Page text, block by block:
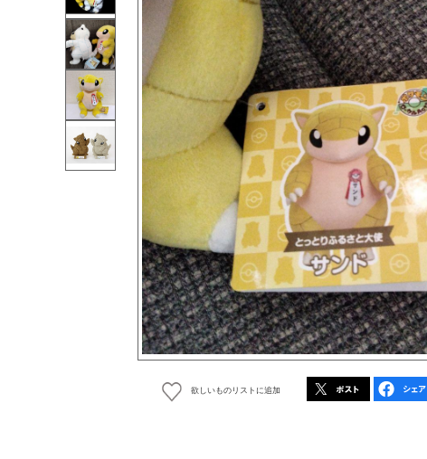
欲しいものリストに追加